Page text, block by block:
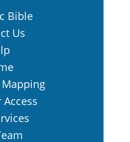
እንዲህ ይላል
በኋላዬም።
ከቦታው ይባረክ የሚል
ሰማሁ።
ክንፎች እርስ
Bible
Us